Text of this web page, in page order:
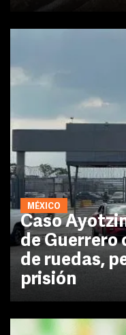
MÉXICO
Caso
de Guerrero
de ruedas,
prisión